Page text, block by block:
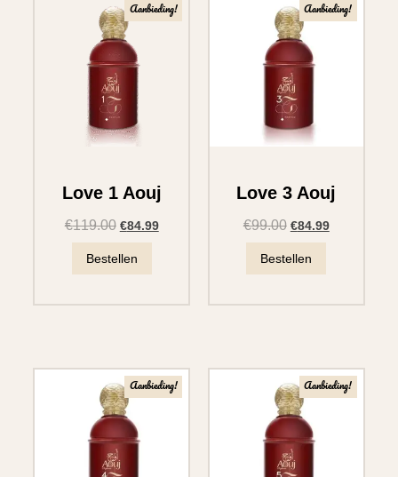
Aanbieding!
Love 1 Aouj
€119.00 €84.99
Bestellen
Aanbieding!
Love 3 Aouj
€99.00 €84.99
Bestellen
Aanbieding! Aanbieding!